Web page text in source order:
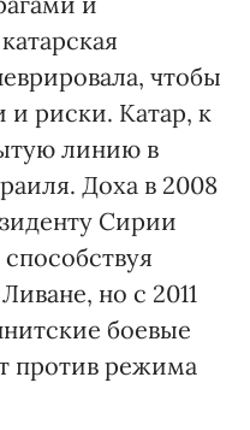
чтобы
и риски. Катар, к
линию в
Доха в 2008
Сирии
но с 2011
боевые
против режима